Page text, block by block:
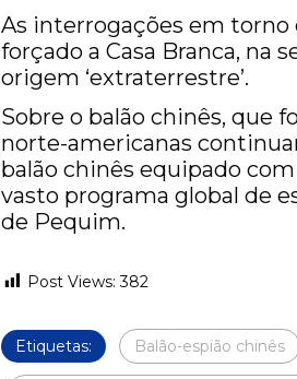
As interrogações em torno
forçado a Casa Branca, na
origem ‘extraterrestre’.
Sobre o balão chinês, que
norte-americanas
balão chinês equipado
vasto programa global de
de Pequim.
Post Views: 382
Etiquetas: Balão-espião chinês